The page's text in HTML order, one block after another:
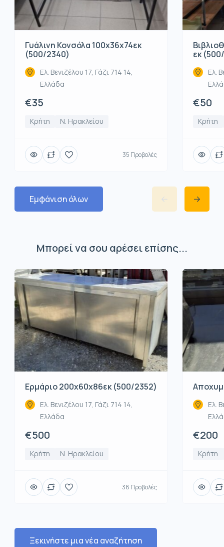
Γυάλινη Κονσόλα 100x36x74εκ
(500/2340)
Ελ. Βενιζέλου 17, Γάζι 714 14,
Ελλάδα
€35
Κρήτη Ν. Ηρακλείου
35 Προβολές
εκ
Ελ.
€50
Κρήτη
Εμφάνιση όλων
Μπορεί να σου αρέσει επίσης...
Ερμάριο 200x60x86εκ (500/2352)
Ελ. Βενιζέλου 17, Γάζι 714 14,
Ελλάδα
€500
Κρήτη Ν. Ηρακλείου
36 Προβολές
Ελ.
€200
Κρήτη
Ξεκινήστε μια νέα αναζήτηση